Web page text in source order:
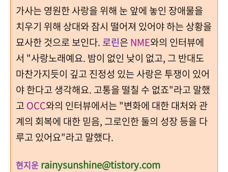
가사는 영원한 사랑을 위해 눈 앞에 놓인 장애물을
치우기 위해 상대와 잠시 떨어져 있어야 하는 상황을
묘사한 것으로 보인다. 로린은 NME와의 인터뷰에
서 "사랑노래예요. 밤이 없인 낮이 없고, 그 반대도
마찬가지듯이 깊고 진정성 있는 사랑은 투쟁이 있어
야 한다고 생각해요. 고통을 떨칠 수 없죠"라고 말했
고 OCC와의 인터뷰에서는 "변화에 대한 대처와 관
계의 회복에 대한 믿음, 그로인한 둘의 성장 등을 다
루고 있어요"라고 말했다.
현지운 rainysunshine@tistory.com